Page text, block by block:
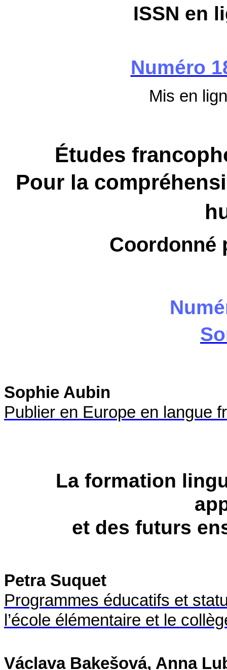
ISSN en
Numéro
Mis en
Études
Pour la
Coordonné
Sophie Aubin
Publier en Europe en langue
La formation
et des futurs
Petra Suquet
Programmes éducatifs et
l’école élémentaire et le
Václava Bakešová, Anna